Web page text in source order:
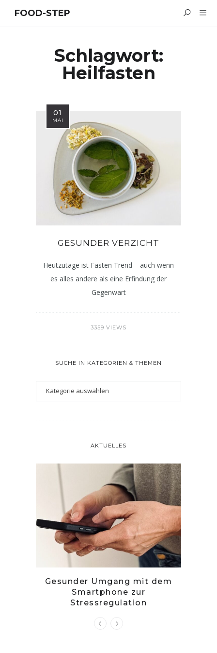
FOOD-STEP
Schlagwort:
Heilfasten
01
MAI
GESUNDER VERZICHT
Heutzutage ist Fasten Trend – auch wenn
es alles andere als eine Erfindung der
Gegenwart
3359 VIEWS
SUCHE IN KATEGORIEN & THEMEN
AKTUELLES
Gesunder Umgang mit dem
Smartphone zur
Stressregulation